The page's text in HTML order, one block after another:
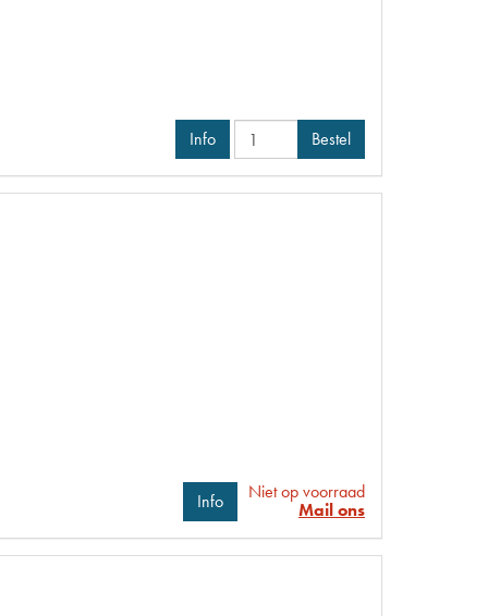
Info
Bestel
Info
Niet op voorraad
Mail ons